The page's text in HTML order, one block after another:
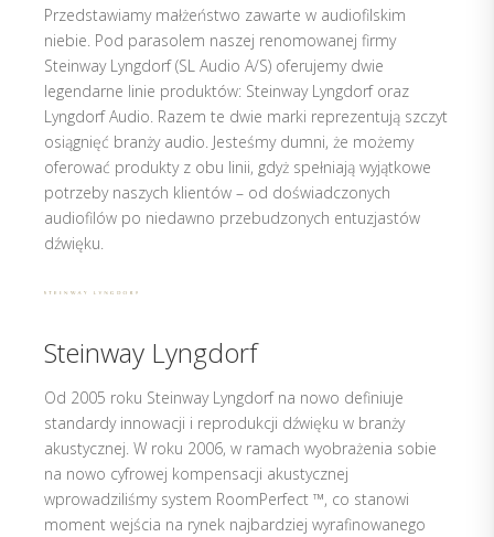
Przedstawiamy małżeństwo zawarte w audiofilskim
niebie. Pod parasolem naszej renomowanej firmy
Steinway Lyngdorf (SL Audio A/S) oferujemy dwie
legendarne linie produktów: Steinway Lyngdorf oraz
Lyngdorf Audio. Razem te dwie marki reprezentują szczyt
osiągnięć branży audio. Jesteśmy dumni, że możemy
oferować produkty z obu linii, gdyż spełniają wyjątkowe
potrzeby naszych klientów – od doświadczonych
audiofilów po niedawno przebudzonych entuzjastów
dźwięku.
Steinway Lyngdorf
Od 2005 roku Steinway Lyngdorf na nowo definiuje
standardy innowacji i reprodukcji dźwięku w branży
akustycznej. W roku 2006, w ramach wyobrażenia sobie
na nowo cyfrowej kompensacji akustycznej
wprowadziliśmy system RoomPerfect ™, co stanowi
moment wejścia na rynek najbardziej wyrafinowanego